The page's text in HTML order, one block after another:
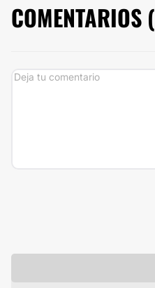
COMENTARIOS (